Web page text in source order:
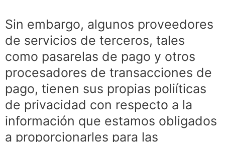
Sin embargo, algunos proveedores
de servicios de terceros, tales
como pasarelas de pago y otros
procesadores de transacciones de
pago, tienen sus propias poliíticas
de privacidad con respecto a la
información que estamos obligados
a proporcionarles para las